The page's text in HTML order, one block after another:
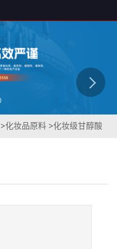
>化妆品原料 >化妆级甘醇酸